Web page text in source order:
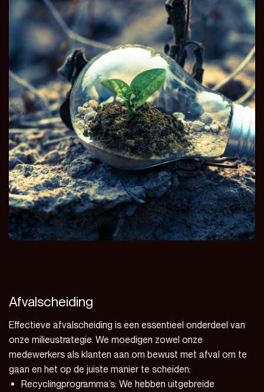
Afvalscheiding
Effectieve afvalscheiding is een essentieel onderdeel van
onze milieustrategie. We moedigen zowel onze
medewerkers als klanten aan om bewust met afval om te
gaan en het op de juiste manier te scheiden:
Recyclingprogramma’s: We hebben uitgebreide